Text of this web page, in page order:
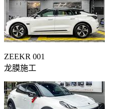
ZEEKR 001
龙膜施工